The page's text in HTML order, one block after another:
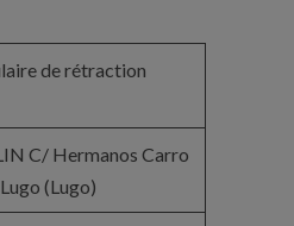
de rétraction
C/ Hermanos Carro
(Lugo)